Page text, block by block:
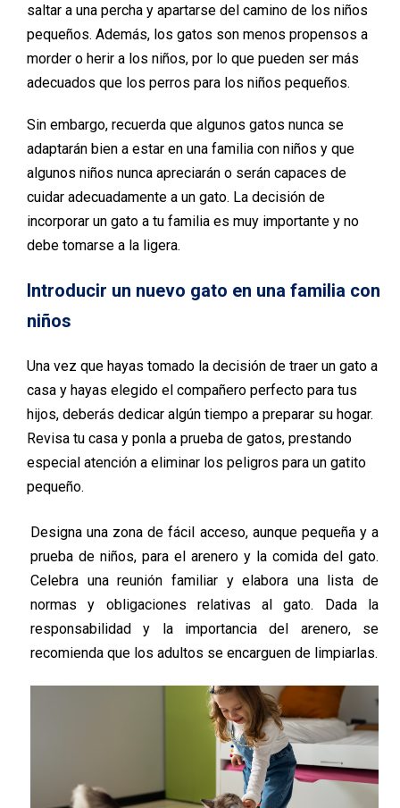
saltar a una percha y apartarse del camino de los niños
pequeños. Además, los gatos son menos propensos a
morder o herir a los niños, por lo que pueden ser más
adecuados que los perros para los niños pequeños.
Sin embargo, recuerda que algunos gatos nunca se
adaptarán bien a estar en una familia con niños y que
algunos niños nunca apreciarán o serán capaces de
cuidar adecuadamente a un gato. La decisión de
incorporar un gato a tu familia es muy importante y no
debe tomarse a la ligera.
Introducir un nuevo gato en una familia con
niños
Una vez que hayas tomado la decisión de traer un gato a
casa y hayas elegido el compañero perfecto para tus
hijos, deberás dedicar algún tiempo a preparar su hogar.
Revisa tu casa y ponla a prueba de gatos, prestando
especial atención a eliminar los peligros para un gatito
pequeño.
Designa una zona de fácil acceso, aunque pequeña y a
prueba de niños, para el arenero y la comida del gato.
Celebra una reunión familiar y elabora una lista de
normas y obligaciones relativas al gato. Dada la
responsabilidad y la importancia del arenero, se
recomienda que los adultos se encarguen de limpiarlas.